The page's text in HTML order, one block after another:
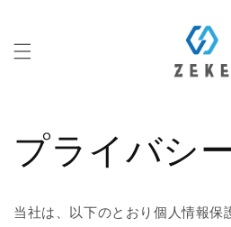
プライバシ
当社は、以下のとおり個人情報保